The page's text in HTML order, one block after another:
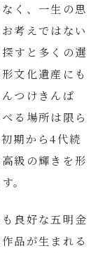
く、一生の思
考えではない
すと多くの選
文化遺産にも
つけきんぱ
る場所は限ら
期から4代続
級の輝きを形
。
良好な五明金
品が生まれる